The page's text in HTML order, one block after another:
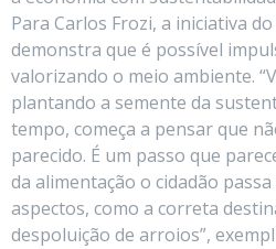
Para Carlos Frozi, a iniciativa
demonstra que é possível
valorizando o meio ambiente.
plantando a semente da
tempo, começa a pensar que
parecido. É um passo que
da alimentação o cidadão
aspectos, como a correta
despoluição de arroios”,